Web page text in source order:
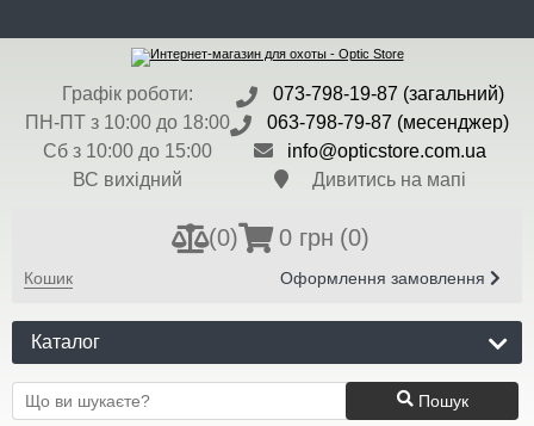
$ - 45 грн
Вхід
Реєстрація
Графік роботи:
ПН-ПТ з 10:00 до 18:00
Сб з 10:00 до 15:00
ВС вихідний
073-798-19-87 (загальний)
063-798-79-87 (месенджер)
info@opticstore.com.ua
Дивитись на мапі
(0) 0 грн (0)
Кошик Оформлення замовлення
Каталог
Пошук